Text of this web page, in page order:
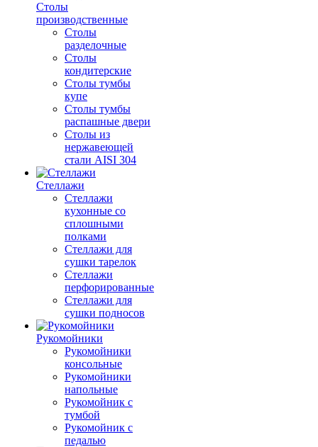
Столы
производственные
Столы
разделочные
Столы
кондитерские
Столы тумбы
купе
Столы тумбы
распашные двери
Столы из
нержавеющей
стали AISI 304
Стеллажи
Стеллажи
кухонные со
сплошными
полками
Стеллажи для
сушки тарелок
Стеллажи
перфорированные
Стеллажи для
сушки подносов
Рукомойники
Рукомойники
консольные
Рукомойники
напольные
Рукомойник с
тумбой
Рукомойник с
педалью